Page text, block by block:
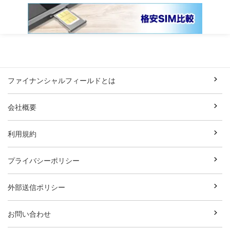
ファイナンシャルフィールドとは
会社概要
利用規約
プライバシーポリシー
外部送信ポリシー
お問い合わせ